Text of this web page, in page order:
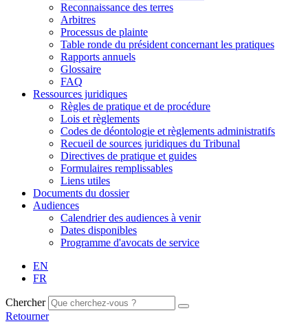
Reconnaissance des terres
Arbitres
Processus de plainte
Table ronde du président concernant les pratiques
Rapports annuels
Glossaire
FAQ
Ressources juridiques
Règles de pratique et de procédure
Lois et règlements
Codes de déontologie et règlements administratifs
Recueil de sources juridiques du Tribunal
Directives de pratique et guides
Formulaires remplissables
Liens utiles
Documents du dossier
Audiences
Calendrier des audiences à venir
Dates disponibles
Programme d'avocats de service
EN
FR
Chercher
Retourner